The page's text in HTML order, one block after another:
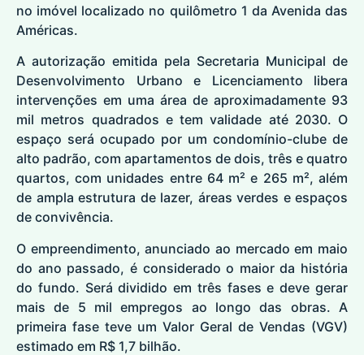
no imóvel localizado no quilômetro 1 da Avenida das
Américas.
A autorização emitida pela Secretaria Municipal de
Desenvolvimento Urbano e Licenciamento libera
intervenções em uma área de aproximadamente 93
mil metros quadrados e tem validade até 2030. O
espaço será ocupado por um condomínio-clube de
alto padrão, com apartamentos de dois, três e quatro
quartos, com unidades entre 64 m² e 265 m², além
de ampla estrutura de lazer, áreas verdes e espaços
de convivência.
O empreendimento, anunciado ao mercado em maio
do ano passado, é considerado o maior da história
do fundo. Será dividido em três fases e deve gerar
mais de 5 mil empregos ao longo das obras. A
primeira fase teve um Valor Geral de Vendas (VGV)
estimado em R$ 1,7 bilhão.